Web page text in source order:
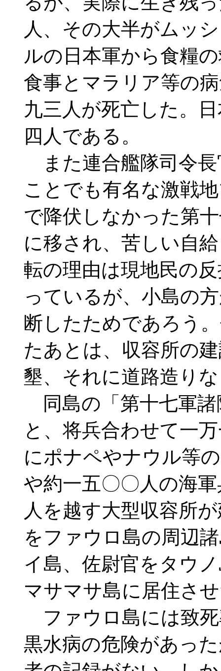
人、その大半がムッ
ルの日本軍から食糧
食事とマラリア等の
九三人が死亡した。
四人である。
また連合艦隊司令長
ことでも有名な激戦
で降伏しなかった第
に移され、苦しい自
転の理由は現地民の
っているが、小島の
断したためであろう
たあとは、収容所の
墾、それに道路造り
同島の「第十七軍諸
と、将兵合わせて一
にポナペやナウル等
や約一五〇〇人の海
人を越す大型収容所
をファウロ島の周辺
イ島、佐尉官をタウ
マサマサ島に居住さ
ファウロ島には致
黒水病の危険があっ